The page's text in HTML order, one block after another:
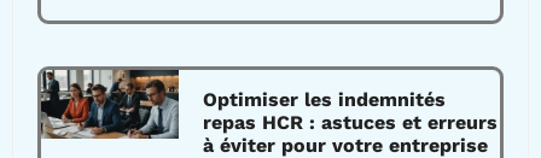
Optimiser les indemnités
repas HCR : astuces et erreurs
à éviter pour votre entreprise